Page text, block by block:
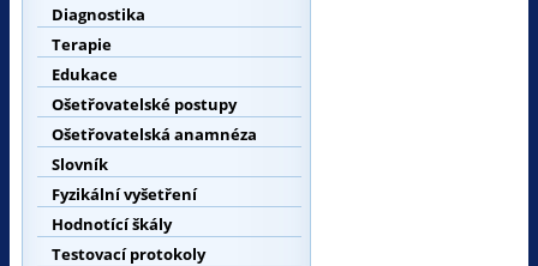
Diagnostika
Terapie
Edukace
Ošetřovatelské postupy
Ošetřovatelská anamnéza
Slovník
Fyzikální vyšetření
Hodnotící škály
Testovací protokoly